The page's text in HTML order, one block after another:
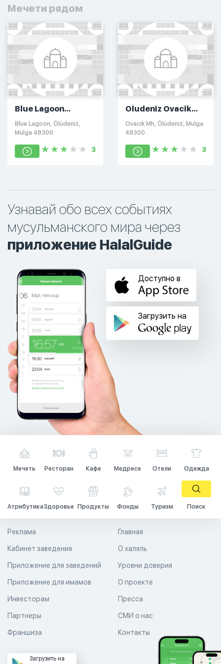
Мечети рядом
Blue Lagoon
Mosque
Blue Lagoon, Ölüdeniz,
Mulga 48300
3
Oludeniz Ovacik
Cami
Ovacık Mh, Ölüdeniz, Mulga
48300
3
Узнавай обо всех событиях
мусульманского мира через
приложение HalalGuide
Доступно в
Загрузить на
Мечеть Ресторан Кафе Медресе Отели Одежда
АтрибутикаЗдоровье Продукты Фонды Туризм Поиск
Главная
О халяль
Уровни доверия
Реклама
Кабинет заведения
Приложение для заведений
Приложение для имамов О проекте
Пресса
СМИ о нас
Контакты
Инвесторам
Партнеры
Франшиза
Загрузить на